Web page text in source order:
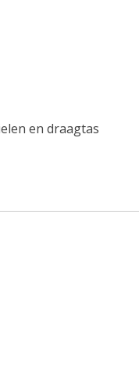
en draagtas